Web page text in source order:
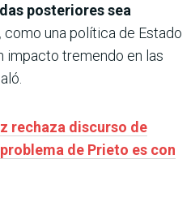
posteriores sea
como una política de Estado
impacto tremendo en las
rechaza discurso de
de Prieto es con